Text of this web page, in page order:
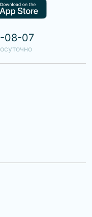
08-07